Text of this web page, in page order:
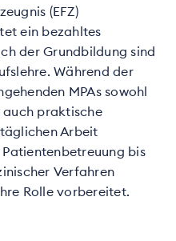
(EFZ)
ein bezahltes
der Grundbildung sind
Während der
MPAs sowohl
auch praktische
Arbeit
bis
Verfahren
Rolle vorbereitet.